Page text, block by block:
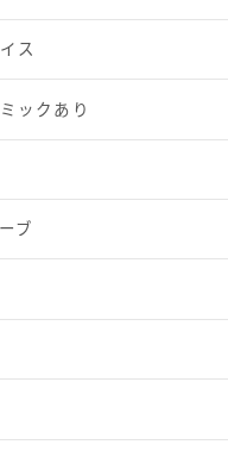
ス
ックあり
ブ